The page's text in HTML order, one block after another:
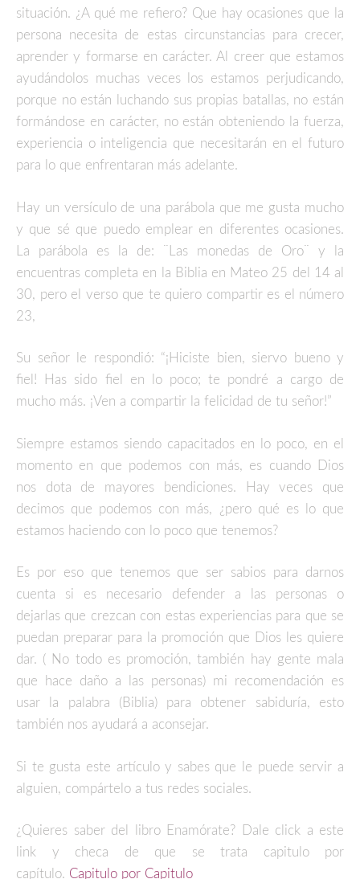
situación. ¿A qué me refiero? Que hay ocasiones que la
persona necesita de estas circunstancias para crecer,
aprender y formarse en carácter. Al creer que estamos
ayudándolos muchas veces los estamos perjudicando,
porque no están luchando sus propias batallas, no están
formándose en carácter, no están obteniendo la fuerza,
experiencia o inteligencia que necesitarán en el futuro
para lo que enfrentaran más adelante.
Hay un versículo de una parábola que me gusta mucho
y que sé que puedo emplear en diferentes ocasiones.
La parábola es la de: ¨Las monedas de Oro¨ y la
encuentras completa en la Biblia en Mateo 25 del 14 al
30, pero el verso que te quiero compartir es el número
23,
Su señor le respondió: “¡Hiciste bien, siervo bueno y
fiel! Has sido fiel en lo poco; te pondré a cargo de
mucho más. ¡Ven a compartir la felicidad de tu señor!”
Siempre estamos siendo capacitados en lo poco, en el
momento en que podemos con más, es cuando Dios
nos dota de mayores bendiciones. Hay veces que
decimos que podemos con más, ¿pero qué es lo que
estamos haciendo con lo poco que tenemos?
Es por eso que tenemos que ser sabios para darnos
cuenta si es necesario defender a las personas o
dejarlas que crezcan con estas experiencias para que se
puedan preparar para la promoción que Dios les quiere
dar. ( No todo es promoción, también hay gente mala
que hace daño a las personas) mi recomendación es
usar la palabra (Biblia) para obtener sabiduría, esto
también nos ayudará a aconsejar.
Si te gusta este artículo y sabes que le puede servir a
alguien, compártelo a tus redes sociales.
¿Quieres saber del libro Enamórate? Dale click a este
link y checa de que se trata capitulo por
capítulo. Capitulo por Capitulo